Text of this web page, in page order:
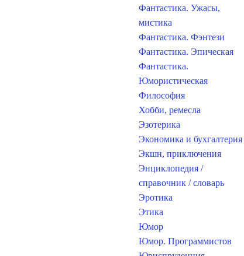
Фантастика. Ужасы,
мистика
Фантастика. Фэнтези
Фантастика. Эпическая
Фантастика.
Юмористическая
Философия
Хобби, ремесла
Эзотерика
Экономика и бухгалтерия
Экшн, приключения
Энциклопедия /
справочник / словарь
Эротика
Этика
Юмор
Юмор. Программистов